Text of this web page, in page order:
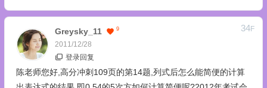
Greysky_11 9
2011/12/28
34F
登录回复
陈老师您好,高分冲刺109页的第14题,列式后怎么能简便的计算